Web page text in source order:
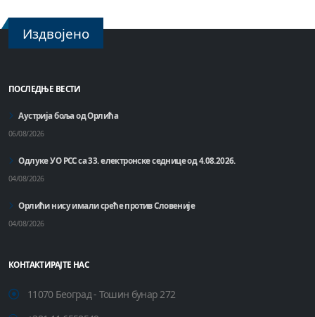
Издвојено
ПОСЛЕДЊЕ ВЕСТИ
Аустрија боља од Орлића
06/08/2026
Одлуке УО РСС са 33. електронске седнице од 4.08.2026.
04/08/2026
Орлићи нису имали среће против Словеније
04/08/2026
КОНТАКТИРАЈТЕ НАС
11070 Београд - Тошин бунар 272